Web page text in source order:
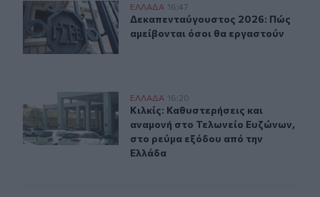
Δεκαπενταύγουστος 2026: Πώς αμείβονται όσοι θα
ΕΛΛAΔΑ 16:47
Δεκαπενταύγουστος 2026: Πώς
Δεκαπενταύγουστος 2026: Πώς
αμείβονται όσοι θα εργαστούν
Κιλκίς: Καθυστερήσεις και αναμονή στο Τελωνείο
ΕΛΛAΔΑ 16:20
Κιλκίς: Καθυστερήσεις και
Κιλκίς: Καθυστερήσεις και
αναμονή στο Τελωνείο Ευζώνων,
στο ρεύμα εξόδου από την
Ελλάδα